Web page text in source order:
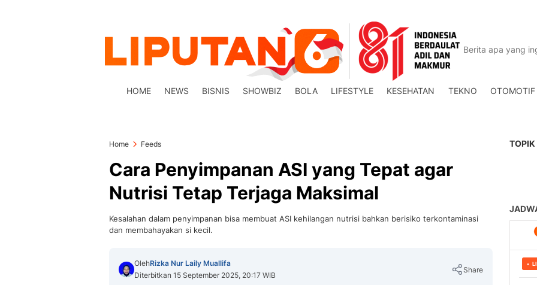
HOME NEWS BISNIS SHOWBIZ BOLA LIFESTYLE KESEHATAN TEKNO OTOMOTIF
Home Feeds
Cara Penyimpanan ASI yang Tepat agar
Nutrisi Tetap Terjaga Maksimal
Kesalahan dalam penyimpanan bisa membuat ASI kehilangan nutrisi bahkan berisiko terkontaminasi
dan membahayakan si kecil.
OlehRizka Nur Laily Muallifa
Diterbitkan 15 September 2025, 20:17 WIB
Share
TOPIK